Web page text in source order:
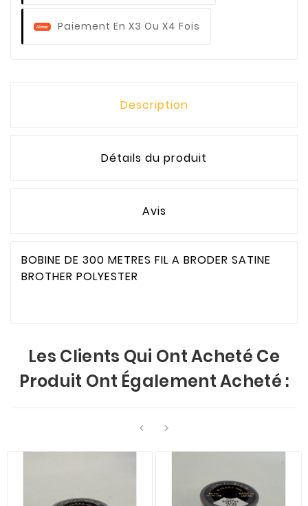
Paiement En X3 Ou X4 Fois
Description
Détails du produit
Avis
BOBINE DE 300 METRES FIL A BRODER SATINE
BROTHER POLYESTER
Les Clients Qui Ont Acheté Ce
Produit Ont Également Acheté :
 